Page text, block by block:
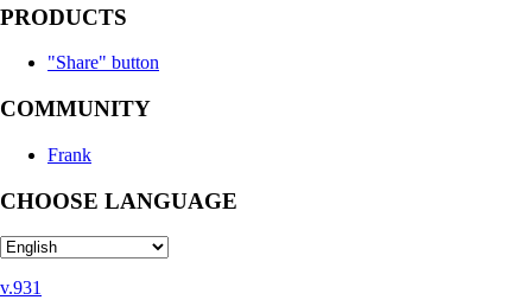
PRODUCTS
"Share" button
COMMUNITY
Frank
CHOOSE LANGUAGE
v.931